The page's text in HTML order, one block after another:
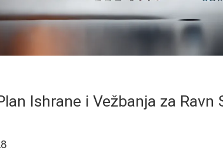
Ishrane i Vežbanja za Ravn